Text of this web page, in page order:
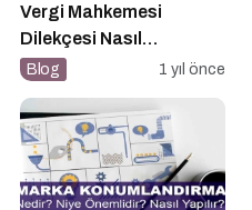
Vergi Mahkemesi
Dilekçesi Nasıl
Hazırlanır?
Blog 1 yıl önce